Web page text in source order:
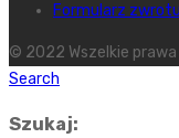
Formularz zwrotu
© 2022 Wszelkie
Search
Szukaj: